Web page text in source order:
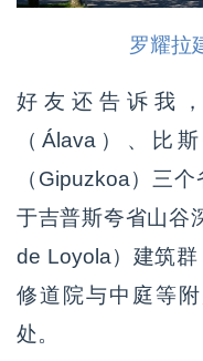
罗耀拉
好友还告诉我
（Álava）、比
（Gipuzkoa）三
于吉普斯夸省山谷
de Loyola）建筑群
修道院与中庭等
处。